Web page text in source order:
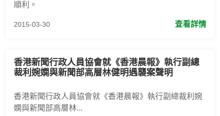
順利。
2015-03-30 查看詳情
香港新聞行政人員協會就《香港晨報》執行副總
裁利婉嫻與新聞部高層林健明遇襲案聲明
香港新聞行政人員協會就《香港晨報》執行副總裁利婉
嫻與新聞部高層林...